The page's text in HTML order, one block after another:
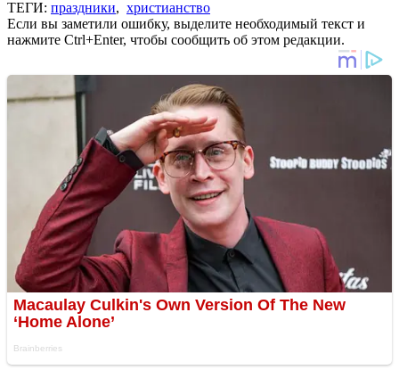
ТЕГИ: праздники, христианство
Если вы заметили ошибку, выделите необходимый текст и
нажмите Ctrl+Enter, чтобы сообщить об этом редакции.